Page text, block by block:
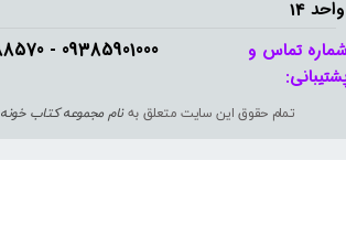
09385901000 - 09378888570​​​​​​​
14
تمام حقوق این سایت متعلق بهنام مجموعه کتاب خونه
تماس و